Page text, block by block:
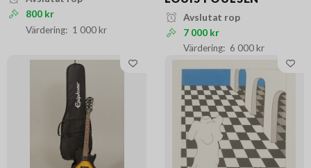
800 kr
1 000 kr
Avslutat rop
7 000 kr
6 000 kr